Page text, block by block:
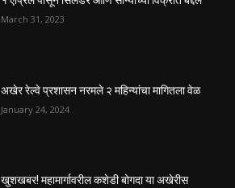
March 31, 2023
अखेर रेल्वे प्रशासन नरमले २ महिन्यांचा मागितला वेळ
January 24, 2024
खुशखबर! महामार्गावरील कशेडी बोगदा या अखेरीस